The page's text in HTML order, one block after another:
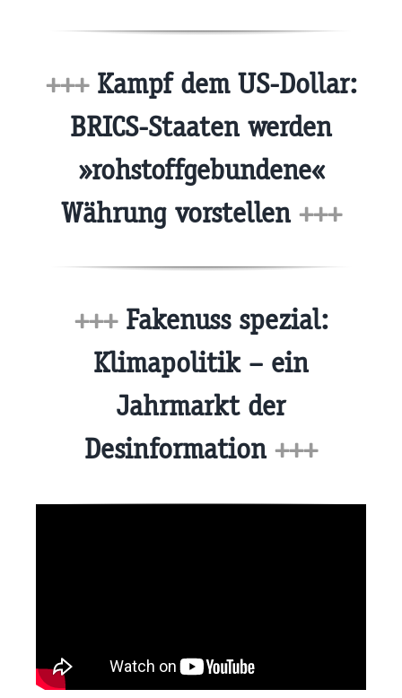
+++Kampf dem US-Dollar:
BRICS-Staaten werden
»rohstoffgebundene«
Währung vorstellen +++
+++Fakenuss spezial:
Klimapolitik – ein
Jahrmarkt der
Desinformation +++